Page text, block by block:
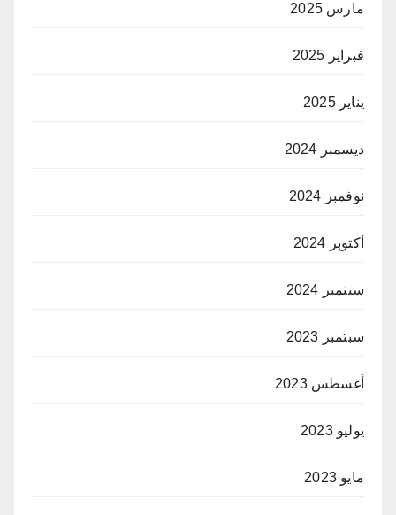
مارس 2025
فبراير 2025
يناير 2025
ديسمبر 2024
نوفمبر 2024
أكتوبر 2024
سبتمبر 2024
سبتمبر 2023
أغسطس 2023
يوليو 2023
مايو 2023